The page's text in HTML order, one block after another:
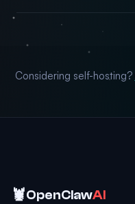
Considering self-hosting?
🦞OpenClawAI